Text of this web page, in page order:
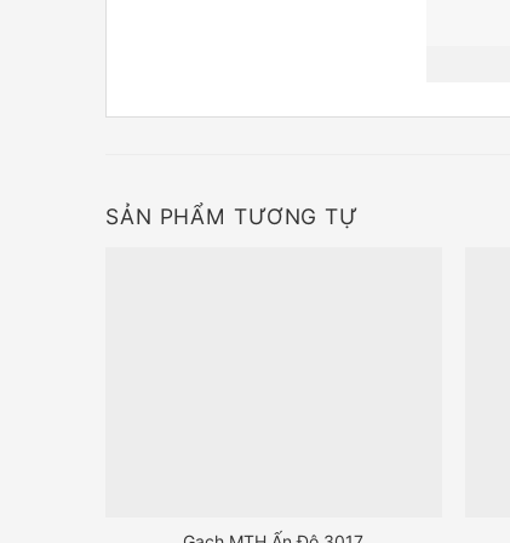
SẢN PHẨM TƯƠNG TỰ